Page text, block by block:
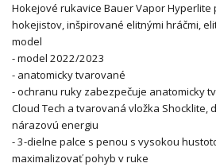
Hokejové rukavice Bauer Vapor
hokejistov, inšpirované elitnými hráčmi,
model
- model 2022/2023
- anatomicky tvarované
- ochranu ruky zabezpečuje anatomicky
Cloud Tech a tvarovaná vložka Shocklite,
nárazovú energiu
- 3-dielne palce s penou s vysokou
maximalizovať pohyb v ruke